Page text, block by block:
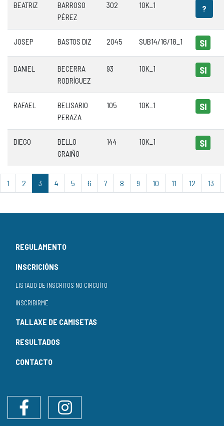
BEATRIZ
BARROSO
PÉREZ
302 10K_1 ?
JOSEP BASTOS DIZ 2045 SUB14/16/18_1 SI
DANIEL
BECERRA
RODRÍGUEZ
93 10K_1 SI
RAFAEL
BELISARIO
PERAZA
105 10K_1 SI
DIEGO
BELLO
GRAIÑO
144 10K_1 SI
1 2 3 4 5 6 7 8 9 10 11 12 13
REGULAMENTO
INSCRICIÓNS
LISTADO DE INSCRITOS NO CIRCUÍTO
INSCRIBIRME
TALLAXE DE CAMISETAS
RESULTADOS
CONTACTO
Instagram